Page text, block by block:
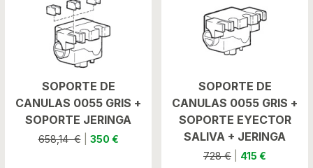
SOPORTE DE
CANULAS 0055 GRIS +
SOPORTE JERINGA
658,14 €| 350 €
SOPORTE DE
CANULAS 0055 GRIS +
SOPORTE EYECTOR
SALIVA + JERINGA
728 €
415 €